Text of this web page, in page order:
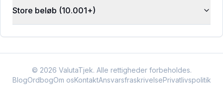
Store beløb (10.001+)
© 2026 ValutaTjek. Alle rettigheder forbeholdes.
BlogOrdbogOm osKontaktAnsvarsfraskrivelsePrivatlivspolitik